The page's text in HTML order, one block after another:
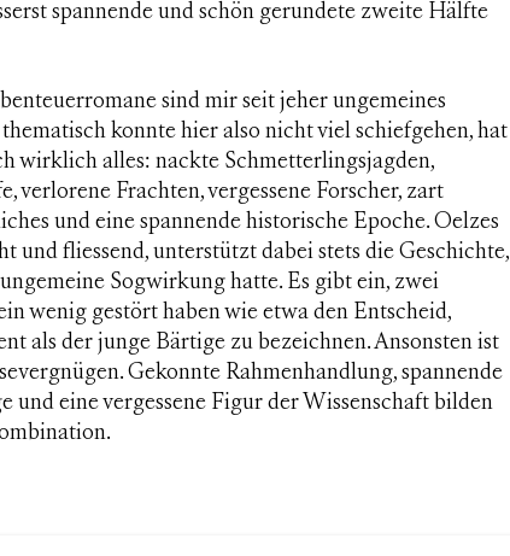
spannende und schön gerundete zweite Hälfte
sind mir seit jeher ungemeines
thematisch konnte hier also nicht viel schiefgehen, hat
wirklich alles: nackte Schmetterlingsjagden,
verlorene Frachten, vergessene Forscher, zart
und eine spannende historische Epoche. Oelzes
und fliessend, unterstützt dabei stets die Geschichte,
Sogwirkung hatte. Es gibt ein, zwei
wenig gestört haben wie etwa den Entscheid,
als der junge Bärtige zu bezeichnen. Ansonsten ist
Gekonnte Rahmenhandlung, spannende
und eine vergessene Figur der Wissenschaft bilden